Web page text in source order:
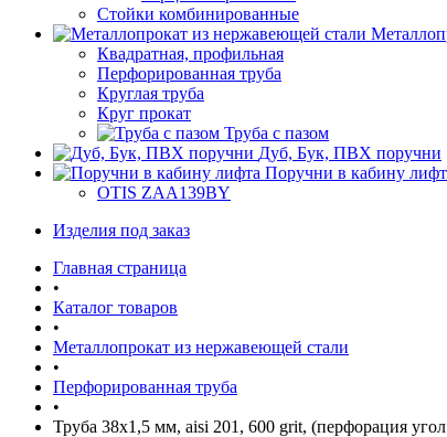
Стойки комбинированные
Квадратная, профильная
Перфорированная труба
Круглая труба
Круг прокат
Труба с пазом
Дуб, Бук, ПВХ поручни
Поручни в кабину
OTIS ZAA139BY
Изделия под заказ
Главная страница
•
Каталог товаров
•
Металлопрокат из нержавеющей стали
•
Перфорированная труба
•
Труба 38х1,5 мм, aisi 201, 600 grit, (перфорация